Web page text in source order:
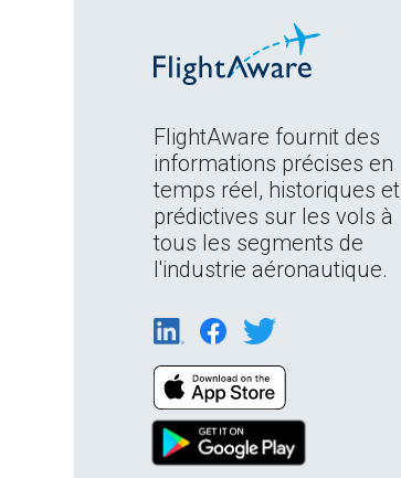
FlightAware fournit des
informations précises en
temps réel, historiques et
prédictives sur les vols à
tous les segments de
l'industrie aéronautique.